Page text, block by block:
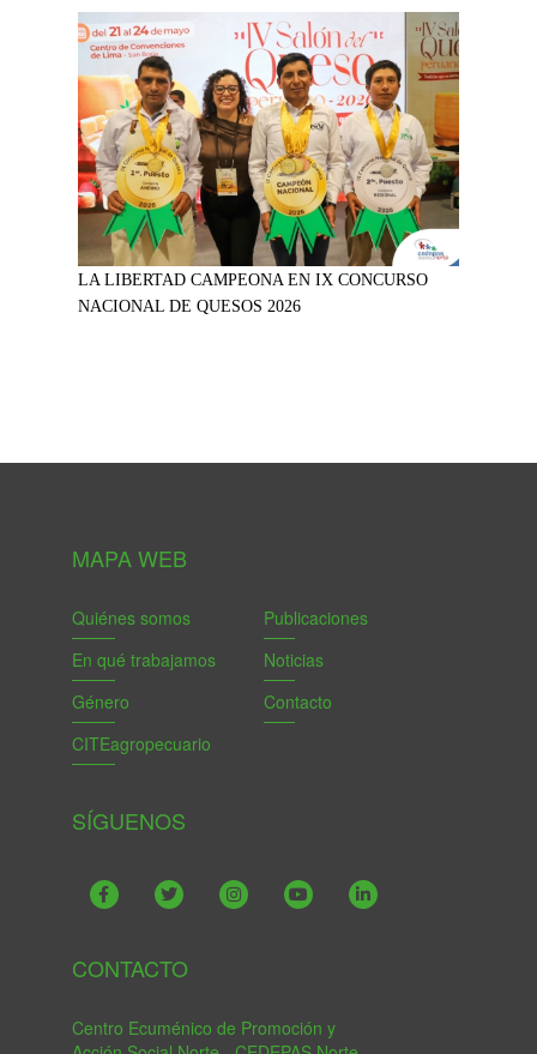
LA LIBERTAD CAMPEONA EN IX CONCURSO
NACIONAL DE QUESOS 2026
MAPA WEB
Quiénes somos
En qué trabajamos
Género
CITEagropecuario
Publicaciones
Noticias
Contacto
SÍGUENOS
CONTACTO
Centro Ecuménico de Promoción y